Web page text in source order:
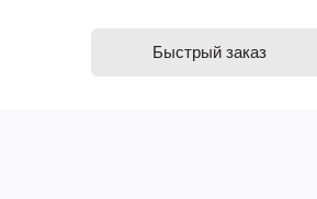
Быстрый заказ